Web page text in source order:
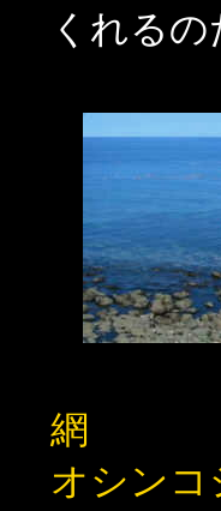
くれるの
オシンコ